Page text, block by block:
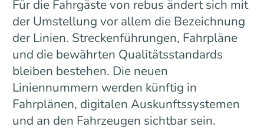
Für die Fahrgäste von rebus ändert sich mit
der Umstellung vor allem die Bezeichnung
der Linien. Streckenführungen, Fahrpläne
und die bewährten Qualitätsstandards
bleiben bestehen. Die neuen
Liniennummern werden künftig in
Fahrplänen, digitalen Auskunftssystemen
und an den Fahrzeugen sichtbar sein.